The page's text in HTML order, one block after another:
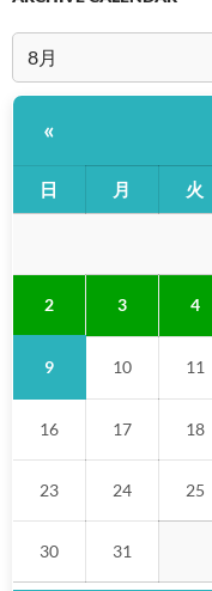
«
日 月 火
2 3 4
9 10 11
16 17 18
23 24 25
30 31